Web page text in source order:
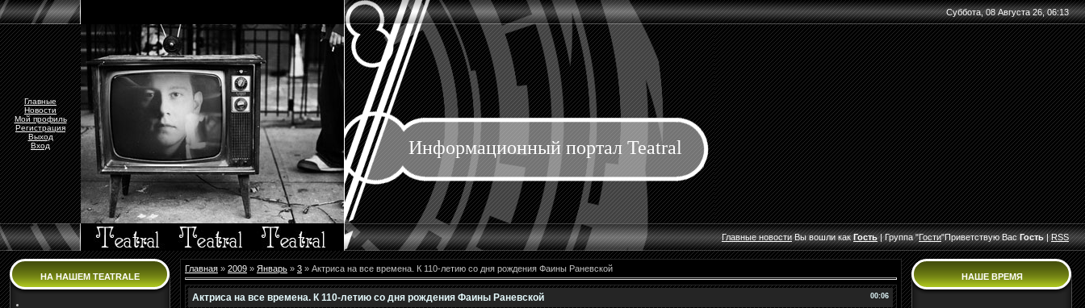
Суббота, 08 Августа 26, 06:13
Главные
Новости
Мой профиль
Регистрация
Выход
Вход
Информационный портал Teatral
ГлавныеновостиВы вошли как Гость|Группа"Гости"Приветствую Вас Гость |RSS
НА НАШЕМ TEATRALE
Главная » 2009 » Январь » 3 » Актриса на все времена. К 110-летию со дня рождения Фаины Раневской
00:06
Актриса на все времена. К 110-летию со дня рождения Фаины Раневской
НАШЕ ВРЕМЯ